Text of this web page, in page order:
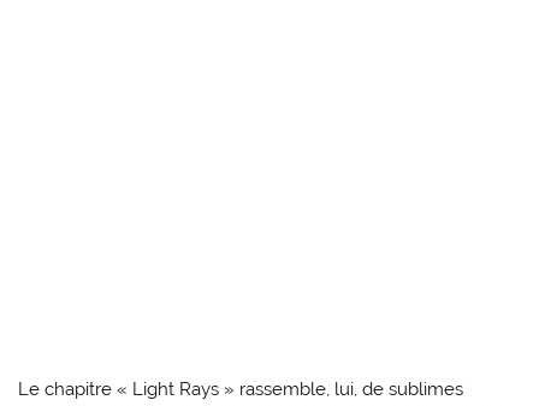
Le chapitre « Light Rays » rassemble, lui, de sublimes